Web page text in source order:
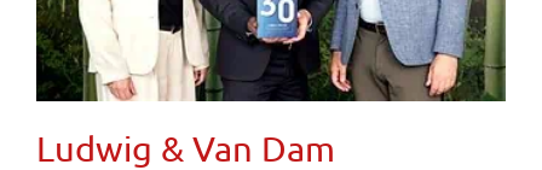
Ludwig & Van Dam